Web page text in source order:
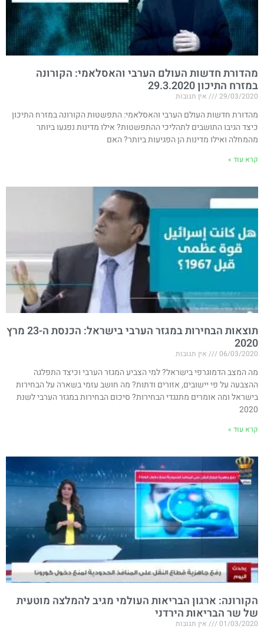
מהדורת חדשות העולם הערבי והאסלאמי: הקורונה
במזרח התיכון 29.3.2020
29/03/2020 אין תגובות
מהדורת חדשות העולם הערבי והאסלאמי: התפשטות הקורונה במזרח התיכון
כיצד הגיבו התושבים לתהליכי ההתפשטות? אילו מדינות נפגעו ביותר
מהמחלה ואילו מדינות הן הפגיעות ביותר? האם
קרא עוד »
תוצאות הבחירות במגזר הערבי בישראל: הכנסת ה-23 מרץ
2020
06/03/2020 אין תגובות
מה המצב הדמוגרפי בישראל? למי הצביע המגזר הערבי וכיצד התפלגה
ההצבעה על פי יישובים, אזורים ודתות? מה חושב עזמי בשארה על הבחירות
בישראל ומה אומרים מתנגדי הבחירות? סיכום הבחירות במגזר הערבי לשנת
2020
קרא עוד »
הקורונה: ארגון הבריאות העולמי מגיב להמלצה מוטעית
של שר הבריאות הירדני
01/03/2020 אין תגובות